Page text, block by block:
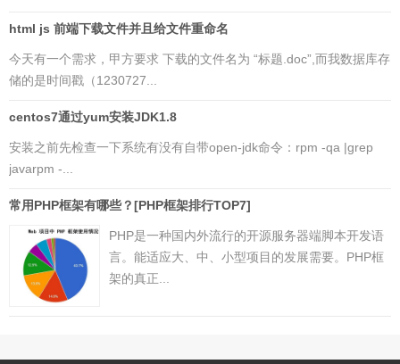
html js 前端下载文件并且给文件重命名
今天有一个需求，甲方要求 下载的文件名为 “标题.doc”,而我数据库存
储的是时间戳（1230727...
centos7通过yum安装JDK1.8
安装之前先检查一下系统有没有自带open-jdk命令：rpm -qa |grep
javarpm -...
常用PHP框架有哪些？[PHP框架排行TOP7]
PHP是一种国内外流行的开源服务器端脚本开发语
言。能适应大、中、小型项目的发展需要。PHP框
架的真正...